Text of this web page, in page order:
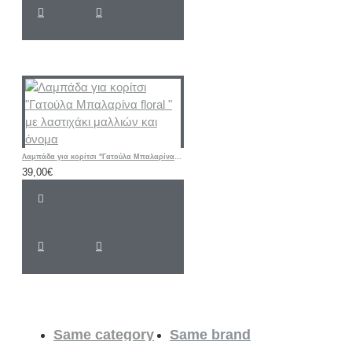
Λαμπάδα για κορίτσι "Γατούλα Μπαλαρίνα floral " με λαστιχάκι μαλλιών και όνομα
39,00€
Same category Same brand